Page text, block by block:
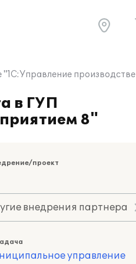
"1С:Управление
в ГУП
8"
проект
внедрения партнера
управление